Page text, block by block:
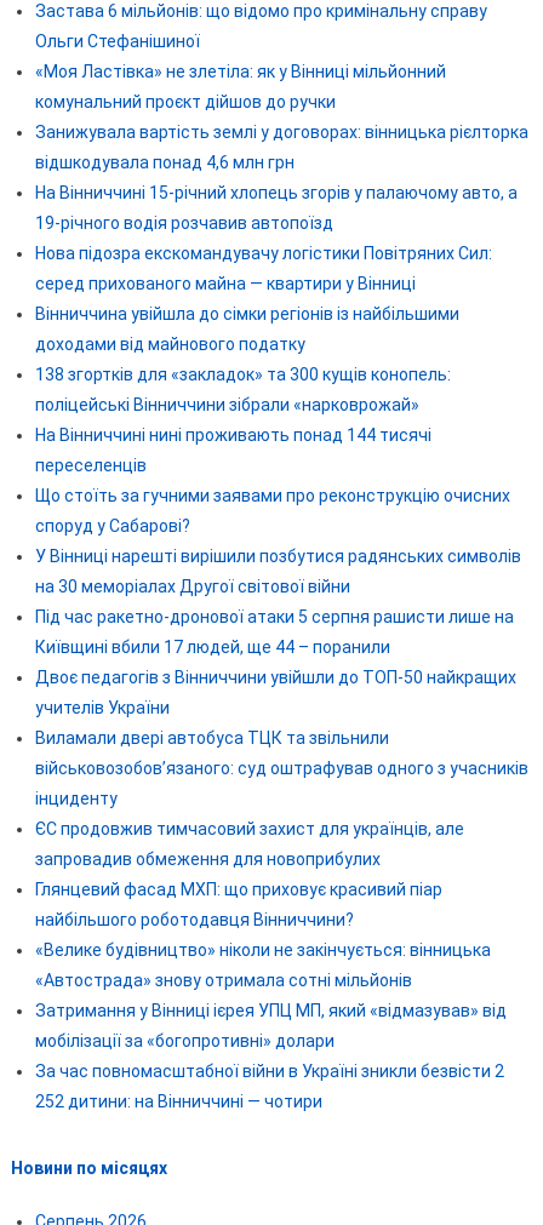
Застава 6 мільйонів: що відомо про кримінальну справу
Ольги Стефанішиної
«Моя Ластівка» не злетіла: як у Вінниці мільйонний
комунальний проєкт дійшов до ручки
Занижувала вартість землі у договорах: вінницька рієлторка
відшкодувала понад 4,6 млн грн
На Вінниччині 15-річний хлопець згорів у палаючому авто, а
19-річного водія розчавив автопоїзд
Нова підозра екскомандувачу логістики Повітряних Сил:
серед прихованого майна — квартири у Вінниці
Вінниччина увійшла до сімки регіонів із найбільшими
доходами від майнового податку
138 згортків для «закладок» та 300 кущів конопель:
поліцейські Вінниччини зібрали «нарковрожай»
На Вінниччині нині проживають понад 144 тисячі
переселенців
Що стоїть за гучними заявами про реконструкцію очисних
споруд у Сабарові?
У Вінниці нарешті вирішили позбутися радянських символів
на 30 меморіалах Другої світової війни
Під час ракетно-дронової атаки 5 серпня рашисти лише на
Київщині вбили 17 людей, ще 44 – поранили
Двоє педагогів з Вінниччини увійшли до ТОП-50 найкращих
учителів України
Виламали двері автобуса ТЦК та звільнили
військовозобов’язаного: суд оштрафував одного з учасників
інциденту
ЄС продовжив тимчасовий захист для українців, але
запровадив обмеження для новоприбулих
Глянцевий фасад МХП: що приховує красивий піар
найбільшого роботодавця Вінниччини?
«Велике будівництво» ніколи не закінчується: вінницька
«Автострада» знову отримала сотні мільйонів
Затримання у Вінниці ієрея УПЦ МП, який «відмазував» від
мобілізації за «богопротивні» долари
За час повномасштабної війни в Україні зникли безвісти 2
252 дитини: на Вінниччині — чотири
Новини по місяцях